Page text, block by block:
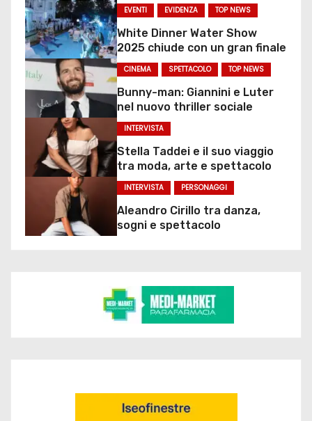
EVENTI EVIDENZA TOP NEWS
White Dinner Water Show
2025 chiude con un gran finale
CINEMA SPETTACOLO TOP NEWS
Bunny-man: Giannini e Luter
nel nuovo thriller sociale
INTERVISTA
Stella Taddei e il suo viaggio
tra moda, arte e spettacolo
INTERVISTA PERSONAGGI
Aleandro Cirillo tra danza,
sogni e spettacolo